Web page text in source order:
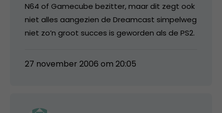
N64 of Gamecube bezitter, maar dit zegt ook
niet alles aangezien de Dreamcast simpelweg
niet zo’n groot succes is geworden als de PS2.
27 november 2006 om 20:05